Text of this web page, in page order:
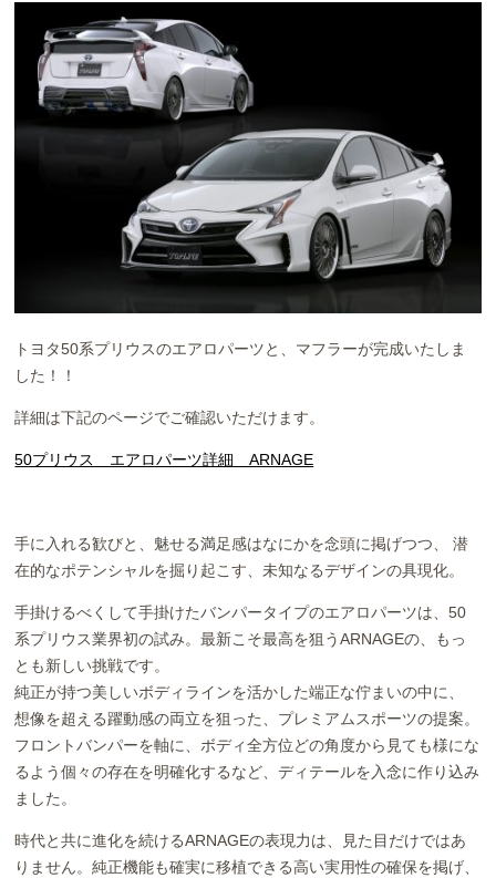
よくあるご質問
会社概要
トヨタ50系プリウスのエアロパーツと、マフラーが完成いたしま
した！！
詳細は下記のページでご確認いただけます。
50プリウス エアロパーツ詳細 ARNAGE
手に入れる歓びと、魅せる満足感はなにかを念頭に掲げつつ、 潜
在的なポテンシャルを掘り起こす、未知なるデザインの具現化。
手掛けるべくして手掛けたバンパータイプのエアロパーツは、50
系プリウス業界初の試み。最新こそ最高を狙うARNAGEの、もっ
とも新しい挑戦です。
純正が持つ美しいボディラインを活かした端正な佇まいの中に、
想像を超える躍動感の両立を狙った、プレミアムスポーツの提案。
フロントバンパーを軸に、ボディ全方位どの角度から見ても様にな
るよう個々の存在を明確化するなど、ディテールを入念に作り込み
ました。
時代と共に進化を続けるARNAGEの表現力は、見た目だけではあ
りません。純正機能も確実に移植できる高い実用性の確保を掲げ、